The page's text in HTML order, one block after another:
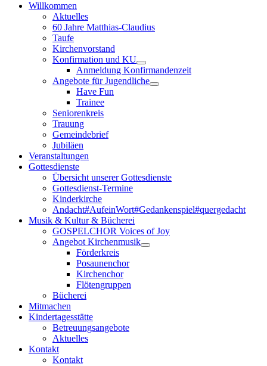
Willkommen
Aktuelles
60 Jahre Matthias-Claudius
Taufe
Kirchenvorstand
Konfirmation und KU
Anmeldung Konfirmandenzeit
Angebote für Jugendliche
Have Fun
Trainee
Seniorenkreis
Trauung
Gemeindebrief
Jubiläen
Veranstaltungen
Gottesdienste
Übersicht unserer Gottesdienste
Gottesdienst-Termine
Kinderkirche
Andacht#AufeinWort#Gedankenspiel#quergedacht
Musik & Kultur & Bücherei
GOSPELCHOR Voices of Joy
Angebot Kirchenmusik
Förderkreis
Posaunenchor
Kirchenchor
Flötengruppen
Bücherei
Mitmachen
Kindertagesstätte
Betreuungsangebote
Aktuelles
Kontakt
Kontakt